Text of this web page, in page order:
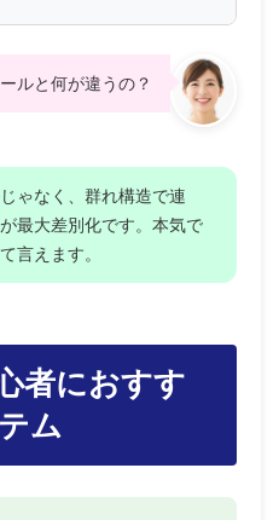
ルと何が違うの？
ゃなく、群れ構造で連
最大差別化です。本気で
言えます。
者におすす
ム